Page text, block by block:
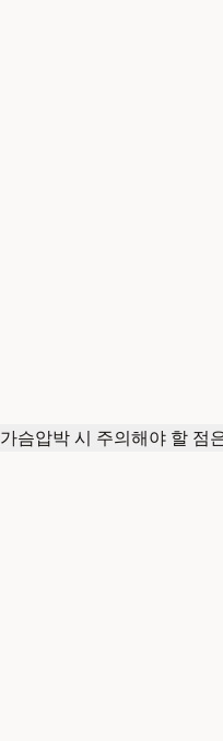
가슴압박 시 주의해야 할 점